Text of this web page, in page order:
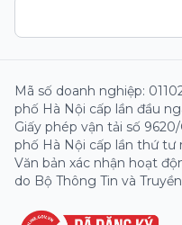
Mã số doanh nghiệp:
phố Hà Nội cấp lần đầu
Giấy phép vận tải số
phố Hà Nội cấp lần thứ tư
Văn bản xác nhận hoạt
do Bộ Thông Tin và